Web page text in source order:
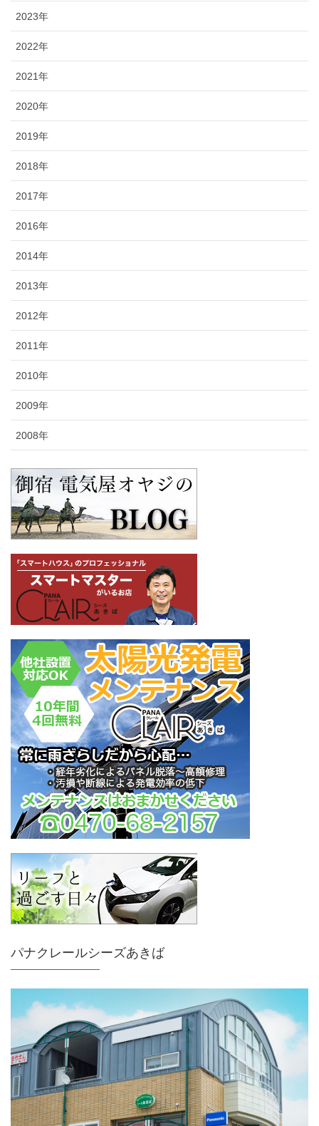
2023年
2022年
2021年
2020年
2019年
2018年
2017年
2016年
2014年
2013年
2012年
2011年
2010年
2009年
2008年
パナクレールシーズあきば